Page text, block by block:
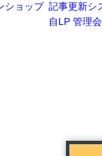
ショップ 記事更新シ
自LP 管理